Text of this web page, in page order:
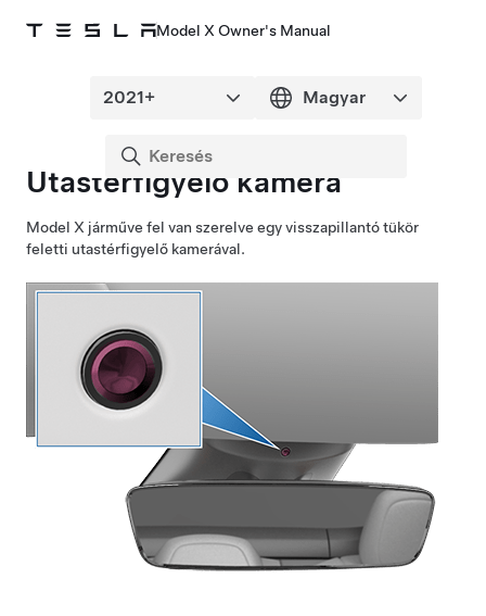
Model X Owner's Manual
Utastérfigyelő kamera
Model X járműve fel van szerelve egy visszapillantó tükör
feletti utastérfigyelő kamerával.